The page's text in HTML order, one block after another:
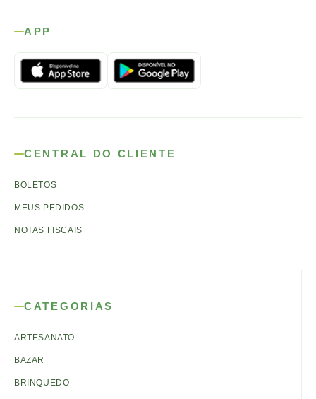
APP
CENTRAL DO CLIENTE
BOLETOS
MEUS PEDIDOS
NOTAS FISCAIS
CATEGORIAS
ARTESANATO
BAZAR
BRINQUEDO